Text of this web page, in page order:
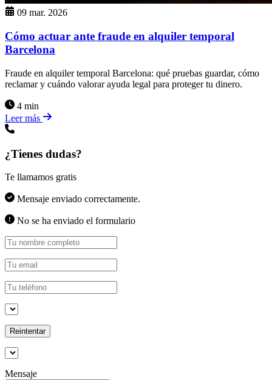
09 mar. 2026
Cómo actuar ante fraude en alquiler temporal
Barcelona
Fraude en alquiler temporal Barcelona: qué pruebas guardar, cómo
reclamar y cuándo valorar ayuda legal para proteger tu dinero.
4 min
Leer más
¿Tienes dudas?
Te llamamos gratis
Mensaje enviado correctamente.
No se ha enviado el formulario
Reintentar
Mensaje